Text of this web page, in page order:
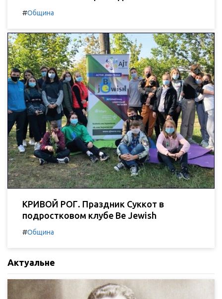
#Община
КРИВОЙ РОГ. Праздник Суккот в
подростковом клубе Be Jewish
#Община
Актуальне